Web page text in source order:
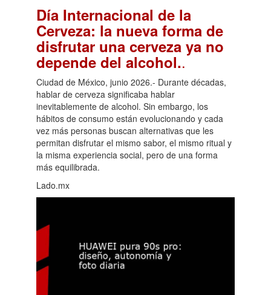
Día Internacional de la
Cerveza: la nueva forma de
disfrutar una cerveza ya no
depende del alcohol..
Ciudad de México, junio 2026.- Durante décadas,
hablar de cerveza significaba hablar
inevitablemente de alcohol. Sin embargo, los
hábitos de consumo están evolucionando y cada
vez más personas buscan alternativas que les
permitan disfrutar el mismo sabor, el mismo ritual y
la misma experiencia social, pero de una forma
más equilibrada.
Lado.mx